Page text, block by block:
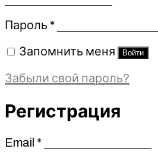
Пароль *Обязательно
Запомнить меня Войти
Забыли свой пароль?
Регистрация
Email *Обязательно